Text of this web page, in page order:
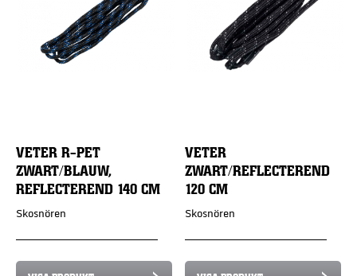
VETER R-PET
ZWART/BLAUW,
REFLECTEREND 140 CM
Skosnören
VETER
ZWART/REFLECTEREND
120 CM
Skosnören